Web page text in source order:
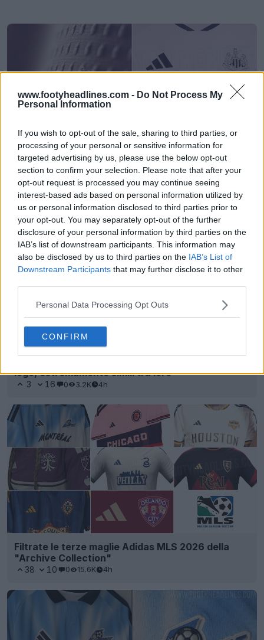
www.footyheadlines.com - Do Not Process My
Personal Information
If you wish to opt-out of the sale, sharing to third parties, or
processing of your personal or sensitive information for
targeted advertising by us, please use the below opt-out
section to confirm your selection. Please note that after your
opt-out request is processed you may continue seeing
interest-based ads based on personal information utilized by
us or personal information disclosed to third parties prior to
your opt-out. You may separately opt-out of the further
disclosure of your personal information by third parties on the
IAB’s list of downstream participants. This information may
also be disclosed by us to third parties on the IAB’s List of
Downstream Participants that may further disclose it to other
Personal Data Processing Opt Outs
CONFIRM
Anticipazioni e filtrazioni sulla terza maglia del
Newcastle United 26-27 – Lancio previsto per la
prossima settimana
24 45 0 78.5K 46m
logo, estremamente simili tra loro
3 16 0 3.2K 4h
Filtrate le terze maglie Adidas MLS 2026 della
"Archive Collection"
38 10 0 15.6K 4h